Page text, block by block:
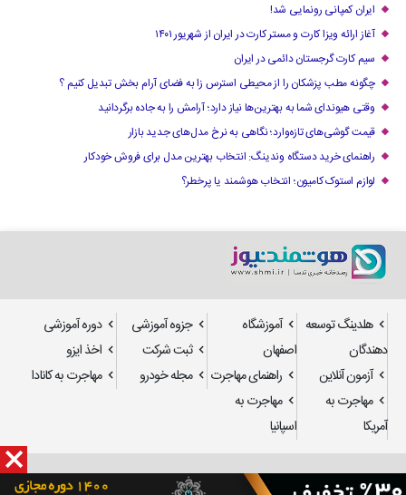
ایران کمپانی رونمایی شد!
آغاز ارائه ویزا کارت و مستر کارت در ایران از شهریور ۱۴۰۱
سیم کارت گرجستان دائمی در ایران
چگونه مطب پزشکان را از محیطی استرس زا به فضای آرام بخش تبدیل کنیم ؟
وقتی هیوندای شما به بهترین‌ها نیاز دارد؛ آرامش را به جاده برگردانید
قیمت گوشی‌های تازه‌وارد؛ نگاهی به نرخ مدل‌های جدید بازار
راهنمای خرید دستگاه وندینگ: انتخاب بهترین مدل برای فروش خودکار
لوازم استوک کامیون؛ انتخاب هوشمند یا پرخطر؟
هلدینگ توسعه
دهندگان
آموزشگاه
اصفهان
جزوه آموزشی
دوره آموزشی
ثبت شرکت
اخذ ایزو
آزمون آنلاین
راهنمای مهاجرت مجله خودرو
مهاجرت به کانادا
مهاجرت به
آمریکا
مهاجرت به
اسپانیا